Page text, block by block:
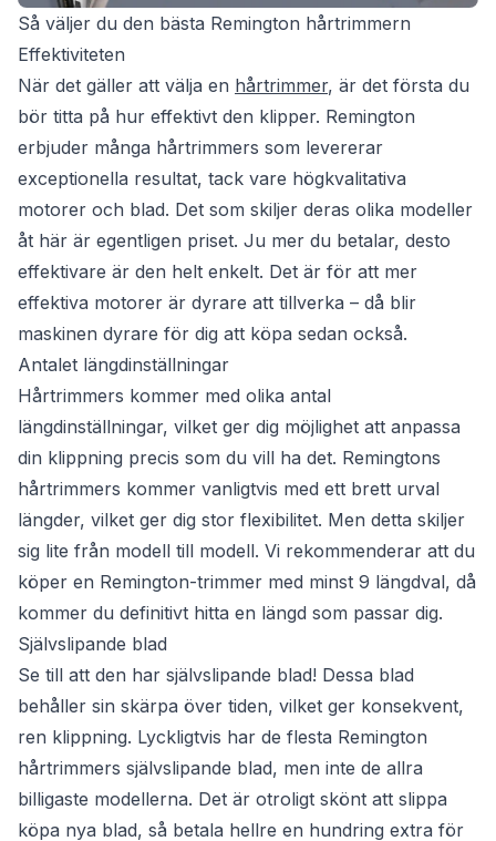
Så väljer du den bästa Remington hårtrimmern
Effektiviteten
När det gäller att välja en hårtrimmer, är det första du
bör titta på hur effektivt den klipper. Remington
erbjuder många hårtrimmers som levererar
exceptionella resultat, tack vare högkvalitativa
motorer och blad. Det som skiljer deras olika modeller
åt här är egentligen priset. Ju mer du betalar, desto
effektivare är den helt enkelt. Det är för att mer
effektiva motorer är dyrare att tillverka – då blir
maskinen dyrare för dig att köpa sedan också.
Antalet längdinställningar
Hårtrimmers kommer med olika antal
längdinställningar, vilket ger dig möjlighet att anpassa
din klippning precis som du vill ha det. Remingtons
hårtrimmers kommer vanligtvis med ett brett urval
längder, vilket ger dig stor flexibilitet. Men detta skiljer
sig lite från modell till modell. Vi rekommenderar att du
köper en Remington-trimmer med minst 9 längdval, då
kommer du definitivt hitta en längd som passar dig.
Självslipande blad
Se till att den har självslipande blad! Dessa blad
behåller sin skärpa över tiden, vilket ger konsekvent,
ren klippning. Lyckligtvis har de flesta Remington
hårtrimmers självslipande blad, men inte de allra
billigaste modellerna. Det är otroligt skönt att slippa
köpa nya blad, så betala hellre en hundring extra för